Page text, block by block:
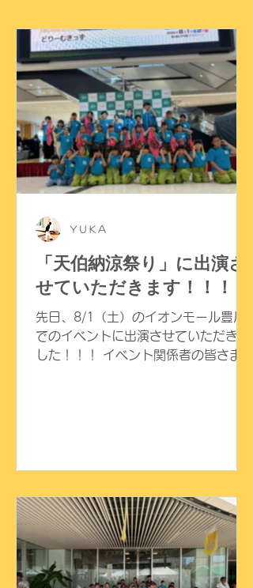
「天伯納涼祭り」に出演さ
せていただきます！！！
先日、8/1（土）のイオンモール豊川
でのイベントに出演させていただきま
した！！！ イベント関係者の皆さま、
「天伯納涼祭り」となります。 どりー
から１９時１５分迄です。 夜間のイベ
ントとはいえ、まだまだ暑いと思いま
すが、 どりーむきっずも一丸となって
頑張りますので、ぜひ、応援の方お願
いいたします！！ お待ちしておりま
ＹＵＫＡ